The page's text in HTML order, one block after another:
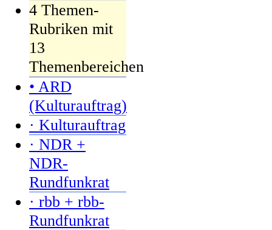
4 Themen-
Rubriken mit
13
Themenbereichen
• ARD
(Kulturauftrag)
· Kulturauftrag
· NDR +
NDR-
Rundfunkrat
· rbb + rbb-
Rundfunkrat